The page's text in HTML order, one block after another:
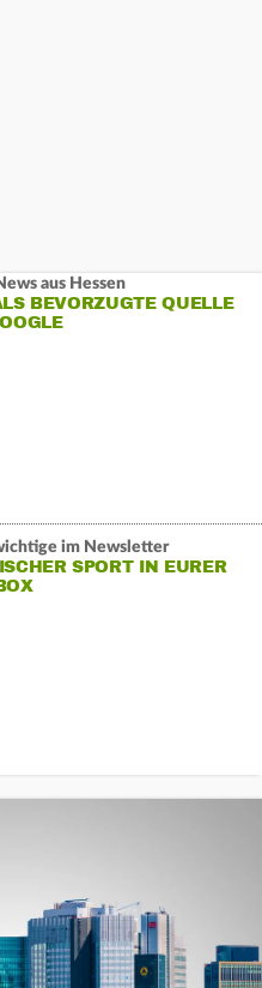
aus Hessen
BEVORZUGTE QUELLE
im Newsletter
SPORT IN EURER